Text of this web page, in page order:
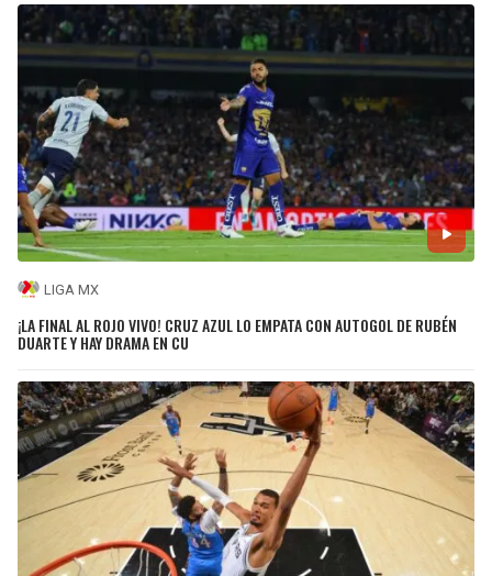
LIGA MX
¡LA FINAL AL ROJO VIVO! CRUZ AZUL LO EMPATA CON AUTOGOL DE RUBÉN
DUARTE Y HAY DRAMA EN CU